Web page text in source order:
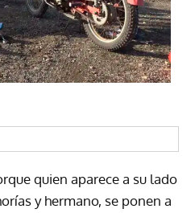
quien aparece a su lado
y hermano, se ponen a